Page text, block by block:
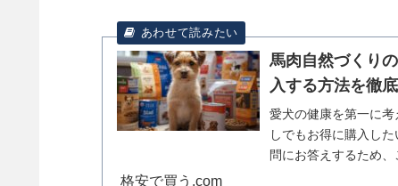
馬肉自然づくり
入する方法を徹
愛犬の健康を第一に
しでもお得に購入し
問にお答えするため
格安で買う.com